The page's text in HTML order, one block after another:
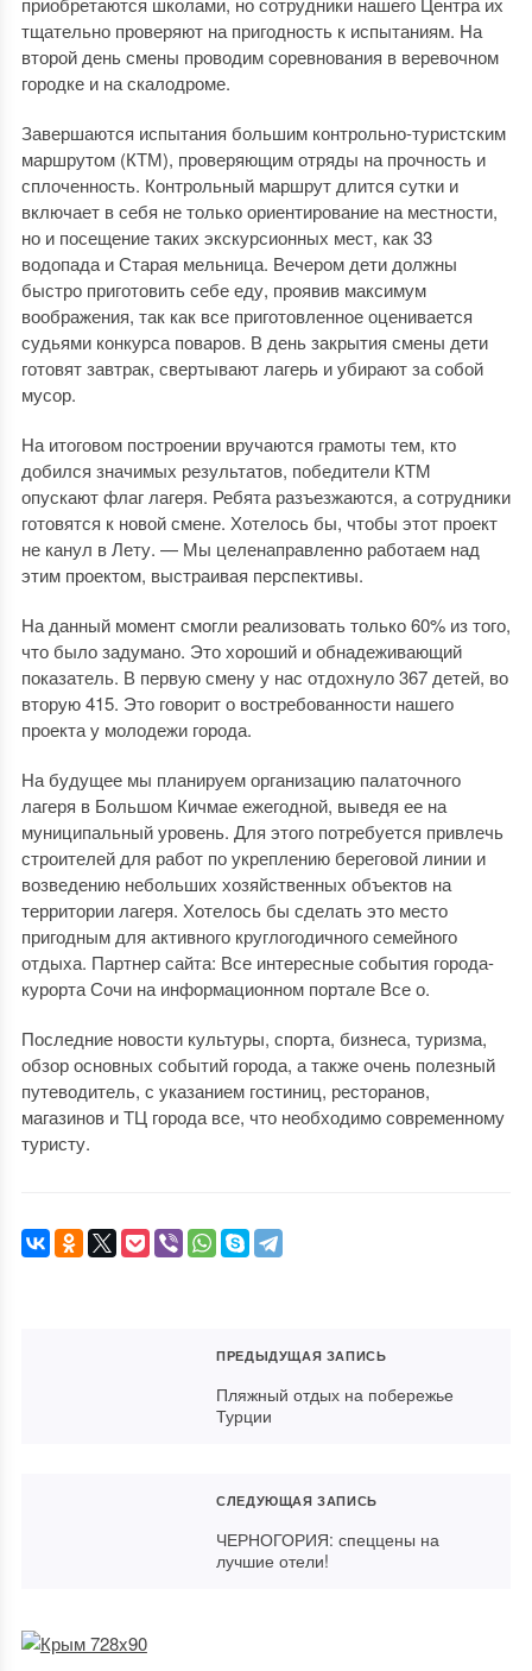
тщательно проверяют на пригодность к испытаниям. На
второй день смены проводим соревнования в веревочном
городке и на скалодроме.
Завершаются испытания большим контрольно-туристским
маршрутом (КТМ), проверяющим отряды на прочность и
сплоченность. Контрольный маршрут длится сутки и
включает в себя не только ориентирование на местности,
но и посещение таких экскурсионных мест, как 33
водопада и Старая мельница. Вечером дети должны
быстро приготовить себе еду, проявив максимум
воображения, так как все приготовленное оценивается
судьями конкурса поваров. В день закрытия смены дети
готовят завтрак, свертывают лагерь и убирают за собой
мусор.
На итоговом построении вручаются грамоты тем, кто
добился значимых результатов, победители КТМ
опускают флаг лагеря. Ребята разъезжаются, а сотрудники
готовятся к новой смене. Хотелось бы, чтобы этот проект
не канул в Лету. — Мы целенаправленно работаем над
этим проектом, выстраивая перспективы.
На данный момент смогли реализовать только 60% из того,
что было задумано. Это хороший и обнадеживающий
показатель. В первую смену у нас отдохнуло 367 детей, во
вторую 415. Это говорит о востребованности нашего
проекта у молодежи города.
На будущее мы планируем организацию палаточного
лагеря в Большом Кичмае ежегодной, выведя ее на
муниципальный уровень. Для этого потребуется привлечь
строителей для работ по укреплению береговой линии и
возведению небольших хозяйственных объектов на
территории лагеря. Хотелось бы сделать это место
пригодным для активного круглогодичного семейного
отдыха. Партнер сайта: Все интересные события города-
курорта Сочи на информационном портале Все о.
Последние новости культуры, спорта, бизнеса, туризма,
обзор основных событий города, а также очень полезный
путеводитель, с указанием гостиниц, ресторанов,
магазинов и ТЦ города все, что необходимо современному
туристу.
ПРЕДЫДУЩАЯ ЗАПИСЬ
Пляжный отдых на побережье
Турции
СЛЕДУЮЩАЯ ЗАПИСЬ
ЧЕРНОГОРИЯ: спеццены на
лучшие отели!